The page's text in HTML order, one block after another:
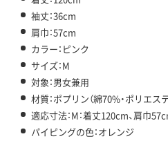
袖丈：36cm
肩巾：57cm
カラー：ピンク
サイズ：M
対象：男女兼用
材質：ポプリン（綿70%・ポリエス
適応寸法：M：着丈120cm、肩巾
パイピングの色：オレンジ